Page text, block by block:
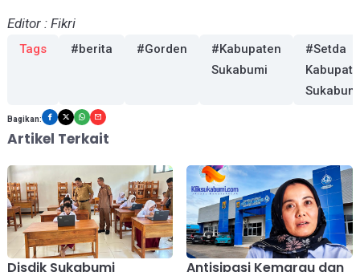
Editor : Fikri
Tags #berita #Gorden
#Kabupaten
Sukabumi
#Setda
Bagikan:
Artikel Terkait
Disdik Sukabumi
Antisipasi Kemarau dan